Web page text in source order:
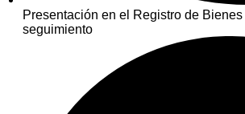
Presentación en el Registro de
seguimiento